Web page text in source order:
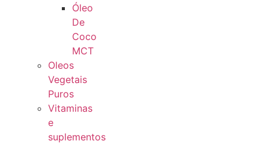
Óleo
De
Coco
MCT
Oleos
Vegetais
Puros
Vitaminas
e
suplementos